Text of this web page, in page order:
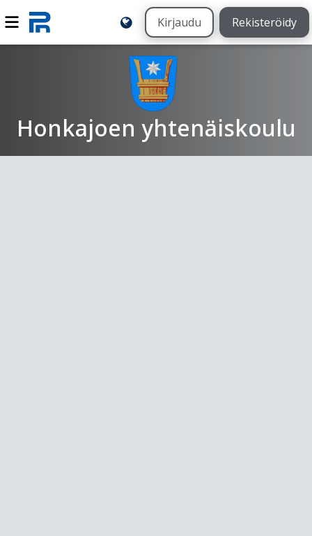
Kirjaudu Rekisteröidy
Honkajoen yhtenäiskoulu